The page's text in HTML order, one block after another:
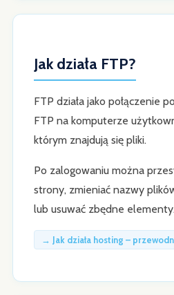
Jak działa FTP?
FTP działa jako połączenie
FTP na komputerze
którym znajdują się pliki.
Po zalogowaniu można
strony, zmieniać nazwy
lub usuwać zbędne elementy.
→ Jak działa hosting –